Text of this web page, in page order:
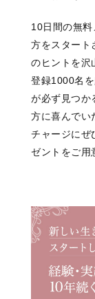
10日間の無
方をスタート
のヒントを沢
登録1000名
が必ず見つか
方に喜んでい
チャージにぜ
ゼントをご